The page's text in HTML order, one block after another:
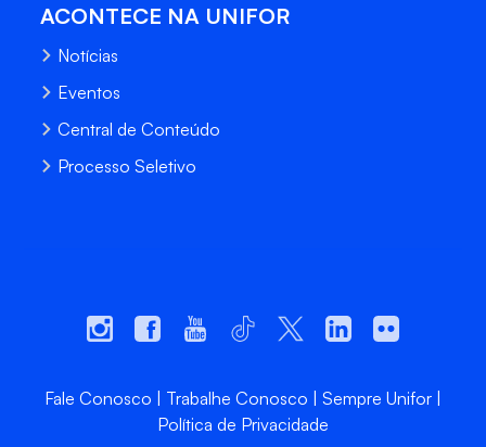
ACONTECE NA UNIFOR
Notícias
Eventos
Central de Conteúdo
Processo Seletivo
Fale Conosco Trabalhe Conosco
Sempre Unifor
Política de Privacidade